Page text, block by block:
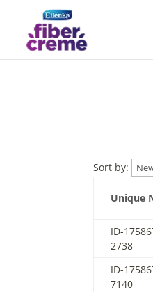
Sort by:
Unique
ID-
2738
ID-
7140